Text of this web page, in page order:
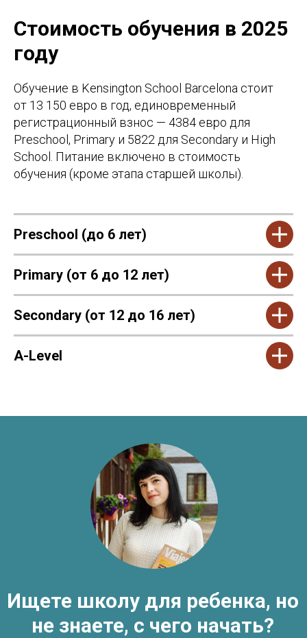
Стоимость обучения в 2025
году
Обучение в Kensington School Barcelona стоит
от 13 150 евро в год, единовременный
регистрационный взнос — 4384 евро для
Preschool, Primary и 5822 для Secondary и High
School. Питание включено в стоимость
обучения (кроме этапа старшей школы).
Preschool (до 6 лет)
Primary (от 6 до 12 лет)
Secondary (от 12 до 16 лет)
A-Level
Deseo recibir comunicaciones comerciales y
ofertas especiales de Study Barcelona. Я хочу
спецпредложения от Study Barcelona.
Оставить заявку